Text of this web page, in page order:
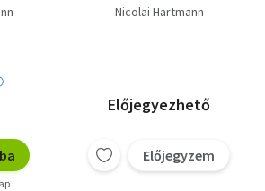
Nicolai Hartmann
Előjegyezhető
Előjegyzem